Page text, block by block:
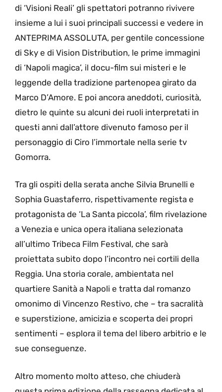
di ‘Visioni Reali’ gli spettatori potranno rivivere
insieme a lui i suoi principali successi e vedere in
ANTEPRIMA ASSOLUTA, per gentile concessione
di Sky e di Vision Distribution, le prime immagini
di ‘Napoli magica’, il docu-film sui misteri e le
leggende della tradizione partenopea girato da
Marco D’Amore. E poi ancora aneddoti, curiosità,
dietro le quinte su alcuni dei ruoli interpretati in
questi anni dall’attore divenuto famoso per il
personaggio di Ciro l’immortale nella serie tv
Gomorra.
Tra gli ospiti della serata anche Silvia Brunelli e
Sophia Guastaferro, rispettivamente regista e
protagonista de ‘La Santa piccola’, film rivelazione
a Venezia e unica opera italiana selezionata
all’ultimo Tribeca Film Festival, che sarà
proiettata subito dopo l’incontro nei cortili della
Reggia. Una storia corale, ambientata nel
quartiere Sanità a Napoli e tratta dal romanzo
omonimo di Vincenzo Restivo, che – tra sacralità
e superstizione, amicizia e scoperta dei propri
sentimenti – esplora il tema del libero arbitrio e le
sue conseguenze.
Altro momento molto atteso, che chiuderà